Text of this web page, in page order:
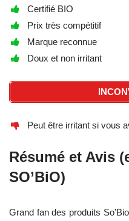
Certifié BIO
Prix très compétitif
Marque reconnue
Doux et non irritant
Peut être irritant si vous
Résumé et Avis
SO’BiO)
Grand fan des produits